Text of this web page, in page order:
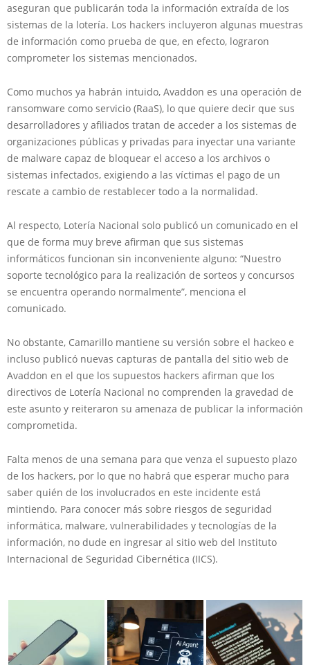
aseguran que publicarán toda la información extraída de los
sistemas de la lotería. Los hackers incluyeron algunas muestras
de información como prueba de que, en efecto, lograron
comprometer los sistemas mencionados.
Como muchos ya habrán intuido, Avaddon es una operación de
ransomware como servicio (RaaS), lo que quiere decir que sus
desarrolladores y afiliados tratan de acceder a los sistemas de
organizaciones públicas y privadas para inyectar una variante
de malware capaz de bloquear el acceso a los archivos o
sistemas infectados, exigiendo a las víctimas el pago de un
rescate a cambio de restablecer todo a la normalidad.
Al respecto, Lotería Nacional solo publicó un comunicado en el
que de forma muy breve afirman que sus sistemas
informáticos funcionan sin inconveniente alguno: “Nuestro
soporte tecnológico para la realización de sorteos y concursos
se encuentra operando normalmente”, menciona el
comunicado.
No obstante, Camarillo mantiene su versión sobre el hackeo e
incluso publicó nuevas capturas de pantalla del sitio web de
Avaddon en el que los supuestos hackers afirman que los
directivos de Lotería Nacional no comprenden la gravedad de
este asunto y reiteraron su amenaza de publicar la información
comprometida.
Falta menos de una semana para que venza el supuesto plazo
de los hackers, por lo que no habrá que esperar mucho para
saber quién de los involucrados en este incidente está
mintiendo. Para conocer más sobre riesgos de seguridad
informática, malware, vulnerabilidades y tecnologías de la
información, no dude en ingresar al sitio web del Instituto
Internacional de Seguridad Cibernética (IICS).